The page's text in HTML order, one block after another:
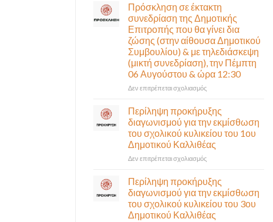
κυκλοφορία
η
Παλαιά
Παραλιακή
(Λ.
Ποσειδώνος)
τη
10
Ένα
αναγκαίο
και
σημαντικό
υποδομής
Πρόσκληση σε έκτακτη
συνεδρίαση της Δημοτικής
Επιτροπής που θα γίνει δια
ζώσης (στην αίθουσα Δημοτικού
Συμβουλίου) & με τηλεδιάσκεψη
(μικτή συνεδρίαση), την Πέμπτη
06 Αυγούστου & ώρα 12:30
Δεν επιτρέπεται σχολιασμόςστο
σε
έκτακτη
συνεδρίαση
της
Δημοτικής
Επιτροπής
θα
γίνει
δια
ζώσης
(στην
Περίληψη προκήρυξης
διαγωνισμού για την εκμίσθωση
του σχολικού κυλικείου του 1ου
Δημοτικού Καλλιθέας
Δεν επιτρέπεται σχολιασμόςστο
προκήρυξης
διαγωνισμού
για
την
εκμίσθωση
Περίληψη προκήρυξης
διαγωνισμού για την εκμίσθωση
του σχολικού κυλικείου του 3ου
Δημοτικού Καλλιθέας